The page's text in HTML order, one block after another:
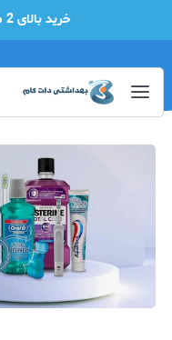
خرید بالای 2 میلیون تومان ارسال رایگان